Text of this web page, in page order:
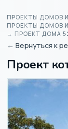
ПРОЕКТЫ ДОМОВ
ПРОЕКТЫ ДОМОВ
→ ПРОЕКТ ДОМА
← Вернуться к
Проект